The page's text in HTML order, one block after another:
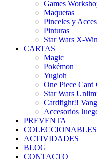
Games
Maquetas
Pinceles y
Pinturas
Star Wars X-
CARTAS
Magic
Pokémon
Yugioh
One Piece Card
Star Wars
Cardfight!!
Accesorios
PREVENTA
COLECCIONABLES
ACTIVIDADES
BLOG
CONTACTO